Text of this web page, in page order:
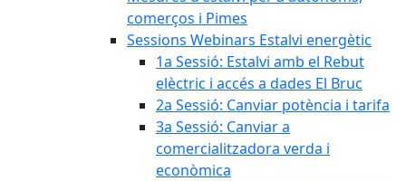
comerços i Pimes
Sessions Webinars Estalvi energètic
1a Sessió: Estalvi amb el Rebut
elèctric i accés a dades El Bruc
2a Sessió: Canviar potència i tarifa
3a Sessió: Canviar a
comercialitzadora verda i
econòmica